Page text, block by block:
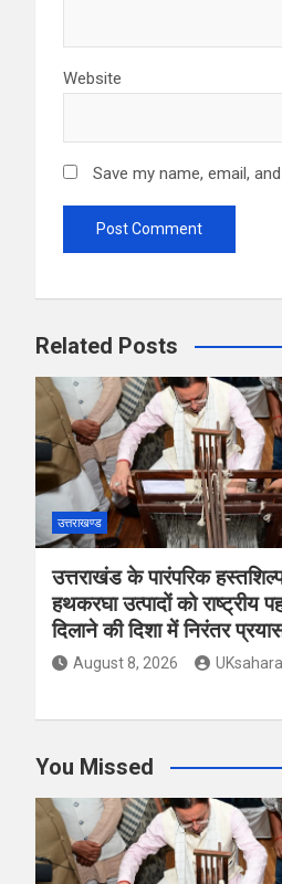
Website
Save my name, email,
Related Posts
उत्तराखण्ड
उत्तराखंड के पारंपरिक
हथकरघा उत्पादों को राष्ट्रीय
दिलाने की दिशा में निरंतर
August 8, 2026 UKsahara
You Missed